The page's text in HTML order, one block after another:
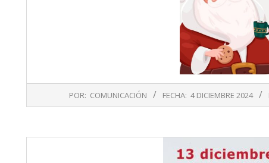
POR: COMUNICACIÓN FECHA: 4 DICIEMBRE 2024